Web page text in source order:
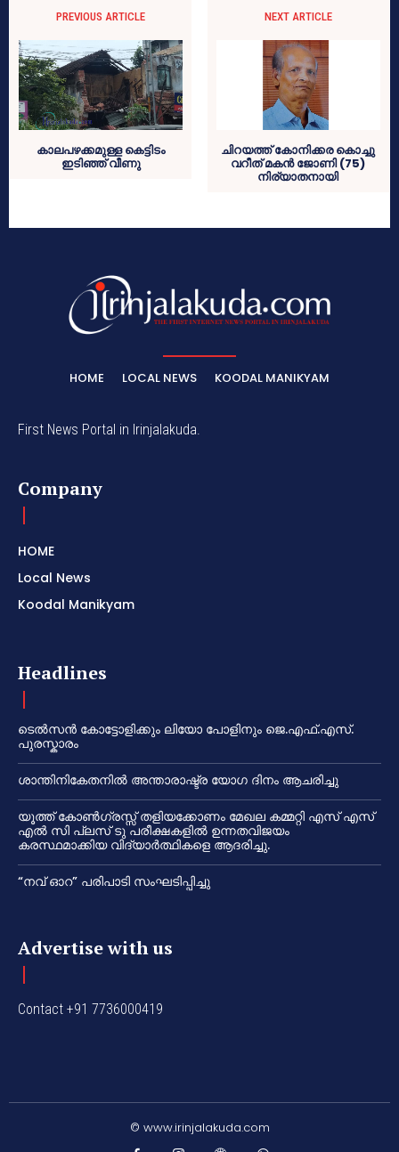
PREVIOUS ARTICLE
കാലപഴക്കമുള്ള കെട്ടിടം
ഇടിഞ്ഞ് വീണു
NEXT ARTICLE
ചിറയത്ത് കോനിക്കര കൊച്ചു
വറീത് മകന്‍ ജോണി (75)
നിര്യാതനായി
HOME LOCAL NEWS KOODAL MANIKYAM
First News Portal in Irinjalakuda.
Company
HOME
Local News
Koodal Manikyam
Headlines
ടെൽസൻ കോട്ടോളിക്കും ലിയോ പോളിനും ജെ.എഫ്.എസ്.
പുരസ്കാരം
ശാന്തിനികേതനിൽ അന്താരാഷ്ട്ര യോഗ ദിനം ആചരിച്ചു
യൂത്ത് കോൺഗ്രസ്സ് തളിയക്കോണം മേഖല കമ്മറ്റി എസ് എസ്
എൽ സി പ്ലസ് ടു പരീക്ഷകളിൽ ഉന്നതവിജയം
കരസ്ഥമാക്കിയ വിദ്യാർത്ഥികളെ ആദരിച്ചു.
“നവ് ഓറ” പരിപാടി സംഘടിപ്പിച്ചു
Advertise with us
Contact +91 7736000419
© www.irinjalakuda.com